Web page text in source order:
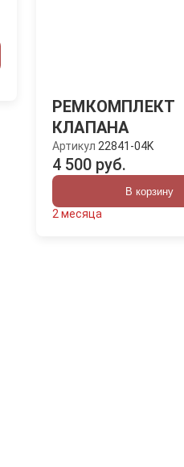
РЕМКОМПЛЕКТ
КЛАПАНА
Артикул 22841-04K
4 500 руб.
В корзину
2 месяца